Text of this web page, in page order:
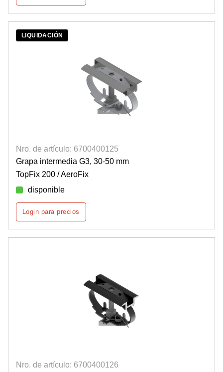
LIQUIDACIÓN
Nro. de artículo: 6700400125
Grapa intermedia G3, 30-50 mm
TopFix 200 / AeroFix
disponible
Login para precios
Nro. de artículo: 6700400126